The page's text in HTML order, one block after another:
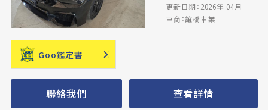
更新日期：2026年 04月
車商：誼橋車業
Goo鑑定書
聯絡我們 查看詳情